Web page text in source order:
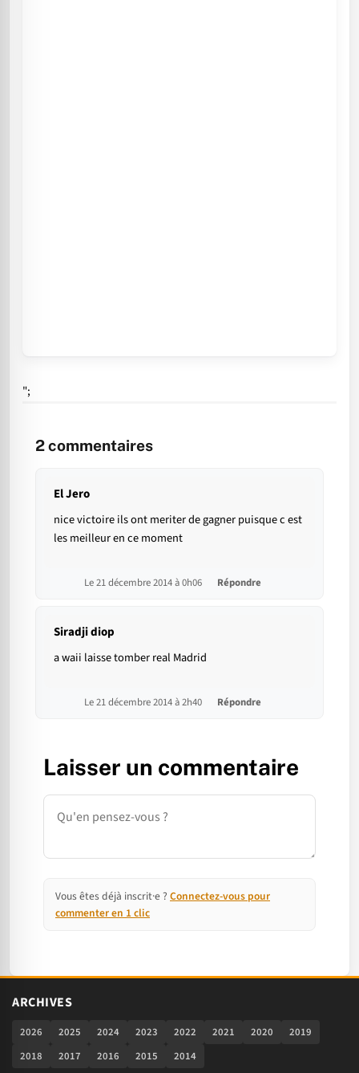
";
2commentaires
El Jero
nice victoire ils ont meriter de gagner puisque c est
les meilleur en ce moment
Le 21 décembre 2014 à 0h06 Répondre
Siradji diop
a waii laisse tomber real Madrid
Le 21 décembre 2014 à 2h40 Répondre
Laisser un commentaire
Commentaire
Vous êtes déjà inscrit·e ? Connectez-vous pour
commenter en 1 clic
ARCHIVES
2026 2025 2024 2023 2022 2021 2020
2019
2018
2017 2016 2015 2014